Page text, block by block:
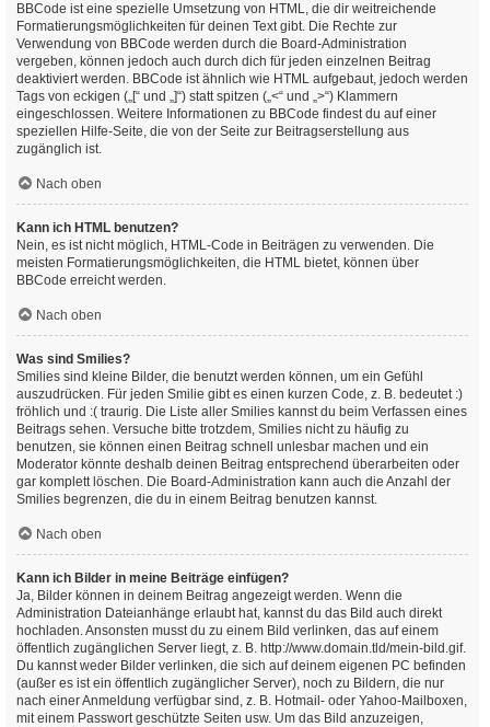
BBCode ist eine spezielle Umsetzung von HTML, die dir weitreichende
Formatierungsmöglichkeiten für deinen Text gibt. Die Rechte zur
Verwendung von BBCode werden durch die Board-Administration
vergeben, können jedoch auch durch dich für jeden einzelnen Beitrag
deaktiviert werden. BBCode ist ähnlich wie HTML aufgebaut, jedoch werden
Tags von eckigen („[“ und „]“) statt spitzen („<“ und „>“) Klammern
eingeschlossen. Weitere Informationen zu BBCode findest du auf einer
speziellen Hilfe-Seite, die von der Seite zur Beitragserstellung aus
zugänglich ist.
Nach oben
Kann ich HTML benutzen?
Nein, es ist nicht möglich, HTML-Code in Beiträgen zu verwenden. Die
meisten Formatierungsmöglichkeiten, die HTML bietet, können über
BBCode erreicht werden.
Nach oben
Was sind Smilies?
Smilies sind kleine Bilder, die benutzt werden können, um ein Gefühl
auszudrücken. Für jeden Smilie gibt es einen kurzen Code, z. B. bedeutet :)
fröhlich und :( traurig. Die Liste aller Smilies kannst du beim Verfassen eines
Beitrags sehen. Versuche bitte trotzdem, Smilies nicht zu häufig zu
benutzen, sie können einen Beitrag schnell unlesbar machen und ein
Moderator könnte deshalb deinen Beitrag entsprechend überarbeiten oder
gar komplett löschen. Die Board-Administration kann auch die Anzahl der
Smilies begrenzen, die du in einem Beitrag benutzen kannst.
Nach oben
Kann ich Bilder in meine Beiträge einfügen?
Ja, Bilder können in deinem Beitrag angezeigt werden. Wenn die
Administration Dateianhänge erlaubt hat, kannst du das Bild auch direkt
hochladen. Ansonsten musst du zu einem Bild verlinken, das auf einem
öffentlich zugänglichen Server liegt, z. B. http://www.domain.tld/mein-bild.gif.
Du kannst weder Bilder verlinken, die sich auf deinem eigenen PC befinden
(außer es ist ein öffentlich zugänglicher Server), noch zu Bildern, die nur
nach einer Anmeldung verfügbar sind, z. B. Hotmail- oder Yahoo-Mailboxen,
mit einem Passwort geschützte Seiten usw. Um das Bild anzuzeigen,